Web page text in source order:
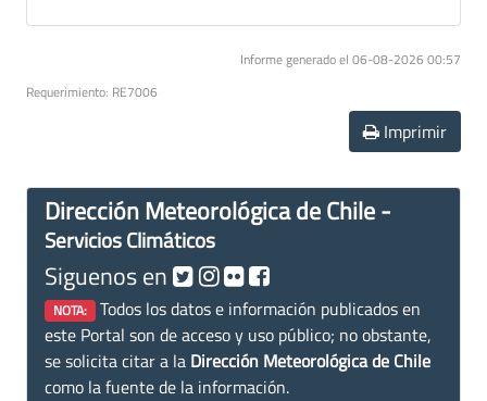
Informe generado el 06-08-2026 00:57
Requerimiento: RE7006
Imprimir
Dirección Meteorológica de Chile -
Servicios Climáticos
Siguenos en
NOTA: Todos los datos e información publicados en
este Portal son de acceso y uso público; no obstante,
se solicita citar a la Dirección Meteorológica de Chile
como la fuente de la información.